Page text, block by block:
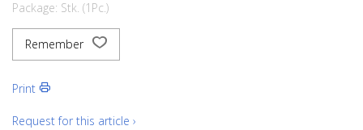
Package: Stk. (1Pc.)
Remember
Print
Request for this article ›